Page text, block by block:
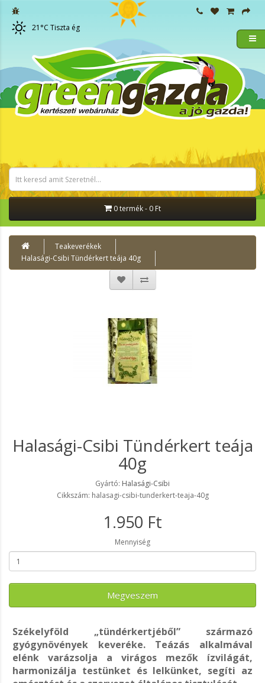
21 °C Tiszta ég
0 termék - 0 Ft
Teakeverékek
Halasági-Csibi Tündérkert teája 40g
Halasági-Csibi Tündérkert teája
40g
Gyártó: Halasági-Csibi
Cikkszám: halasagi-csibi-tunderkert-teaja-40g
1.950 Ft
Mennyiség
Megveszem
Székelyföld „tündérkertjéből” származó
gyógynövények keveréke. Teázás alkalmával
elénk varázsolja a virágos mezők ízvilágát,
harmonizálja testünket és lelkünket, segíti az